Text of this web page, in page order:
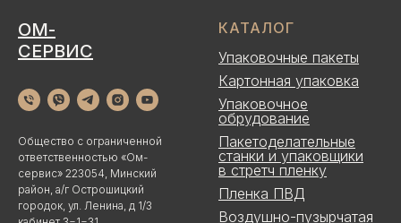
ОМ-
СЕРВИС
Общество с ограниченной
ответственностью «Ом-
сервис» 223054, Минский
район, а/г Острошицкий
городок, ул. Ленина, д 1/3
КАТАЛОГ
Упаковочные пакеты
Картонная упаковка
Упаковочное
обрудование
Пакетоделательные
станки и упаковщики
в стретч пленку
Пленка ПВД
Воздушно-пузырчатая